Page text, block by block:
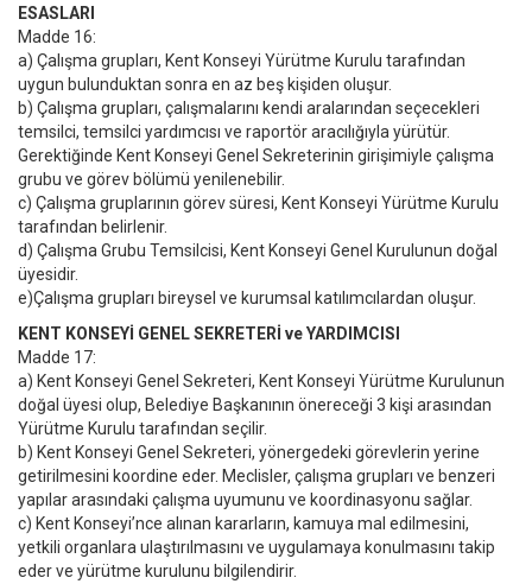
ESASLARI
Madde 16:
a) Çalışma grupları, Kent Konseyi Yürütme Kurulu tarafından
uygun bulunduktan sonra en az beş kişiden oluşur.
b) Çalışma grupları, çalışmalarını kendi aralarından seçecekleri
temsilci, temsilci yardımcısı ve raportör aracılığıyla yürütür.
Gerektiğinde Kent Konseyi Genel Sekreterinin girişimiyle çalışma
grubu ve görev bölümü yenilenebilir.
c) Çalışma gruplarının görev süresi, Kent Konseyi Yürütme Kurulu
tarafından belirlenir.
d) Çalışma Grubu Temsilcisi, Kent Konseyi Genel Kurulunun doğal
üyesidir.
e)Çalışma grupları bireysel ve kurumsal katılımcılardan oluşur.
KENT KONSEYİ GENEL SEKRETERİ ve YARDIMCISI
Madde 17:
a) Kent Konseyi Genel Sekreteri, Kent Konseyi Yürütme Kurulunun
doğal üyesi olup, Belediye Başkanının önereceği 3 kişi arasından
Yürütme Kurulu tarafından seçilir.
b) Kent Konseyi Genel Sekreteri, yönergedeki görevlerin yerine
getirilmesini koordine eder. Meclisler, çalışma grupları ve benzeri
yapılar arasındaki çalışma uyumunu ve koordinasyonu sağlar.
c) Kent Konseyi’nce alınan kararların, kamuya mal edilmesini,
yetkili organlara ulaştırılmasını ve uygulamaya konulmasını takip
eder ve yürütme kurulunu bilgilendirir.